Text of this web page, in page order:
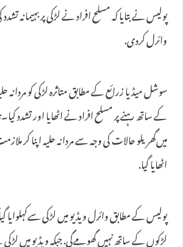
پولیس نے بتایا کہ مسلح افراد نے لڑکی پر بہیمانہ
وائرل کردی.
سوشل میڈیا زرائع کے مطابق متاثرہ لڑکی کو
کے ساتھ رہنے پر مسلح افراد نے اٹھایا اور تشدد
میں‌گھریلو حالات کی وجہ سے مردانہ حلیہ اپنا کر
اٹھایا گیا.
پولیس کے مطابق وائرل ویڈیو میں لڑکی سےکہلوایا